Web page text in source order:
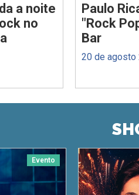
a noite
no
Paulo
"Rock
Bar
20 de agosto
Evento